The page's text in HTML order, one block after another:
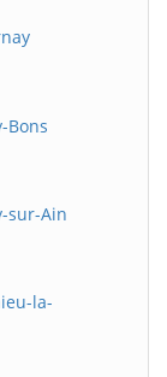
Bons
sur-Ain
la-